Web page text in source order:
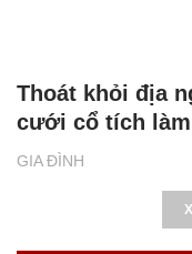
GIA ĐÌNH
Thoát khỏi địa
cưới cổ tích